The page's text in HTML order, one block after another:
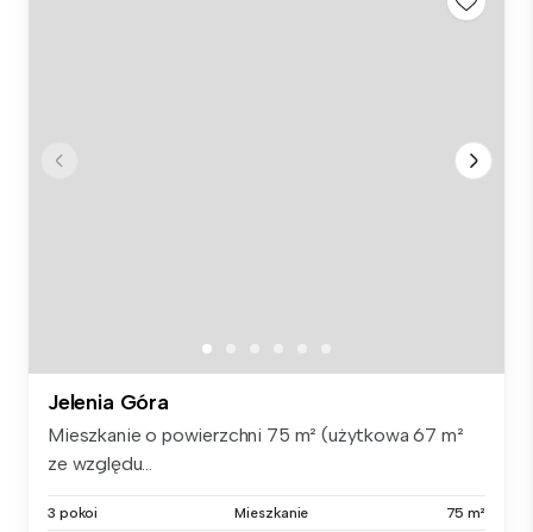
Jelenia Góra
Mieszkanie o powierzchni 75 m² (użytkowa 67 m²
ze względu...
3 pokoi Mieszkanie 75 m²